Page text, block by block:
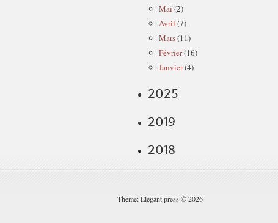
Mai (2)
Avril (7)
Mars(11)
Février(16)
Janvier(4)
2025
2019
2018
Theme: Elegant press © 2026